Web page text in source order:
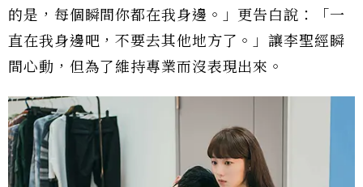
的是，每個瞬間你都在我身邊。」更告白說：「一
直在我身邊吧，不要去其他地方了。」讓李聖經瞬
間心動，但為了維持專業而沒表現出來。